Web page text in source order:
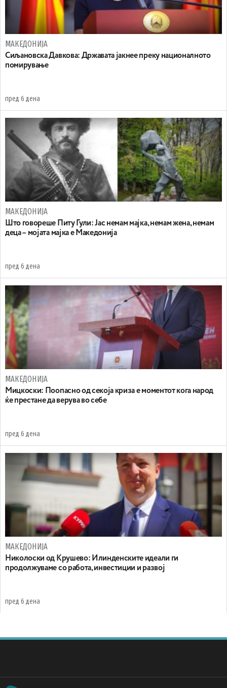
МАКЕДОНИЈА
Сиљановска Давкова: Државата јакнее преку националното
помирување
пред 6 дена
МАКЕДОНИЈА
Што говореше Питу Гули: Јас немам мајка, немам жена, немам
деца – мојата мајка е Македонија
пред 6 дена
МАКЕДОНИЈА
Мицкоски: Поопасно од секоја криза е моментот кога народ
ќе престане да верува во себе
пред 6 дена
МАКЕДОНИЈА
Николоски од Крушево: Илинденските идеали ги
продолжуваме со работа, инвестиции и развој
пред 6 дена